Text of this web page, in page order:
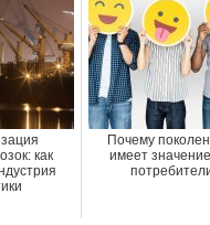
как
Почему
имеет